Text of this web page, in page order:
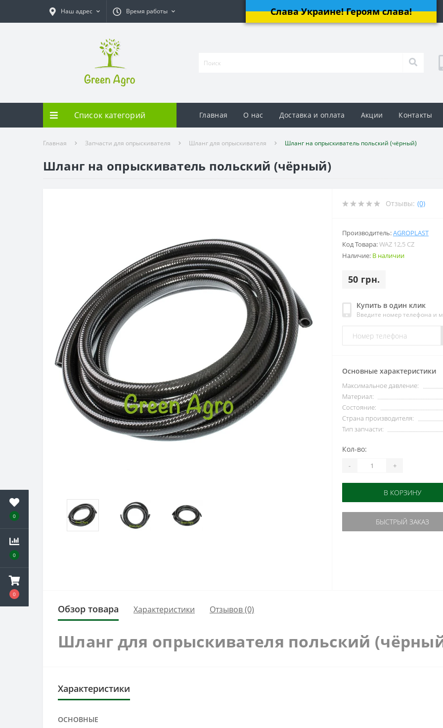
0
0
0
Наш адрес Время работы Слава Украине! Героям слава!
Список категорий Главная О нас Доставка и оплата Акции Контакты
Главная Запчасти для опрыскивателя Шланг для опрыскивателя Шланг на опрыскиватель польский (чёрный)
Шланг на опрыскиватель польский (чёрный)
Отзывы: (0)
Производитель:AGROPLAST
Код Товара:WAZ 12,5 CZ
Наличие: В наличии
50 грн.
Купить в один клик
Введите номер телефона и
Основные характеристики
Максимальное давление:
Материал:
Состояние:
Страна производителя:
Тип запчасти:
Кол-во:
- +
В КОРЗИНУ
БЫСТРЫЙ ЗАКАЗ
Обзор товара Характеристики Отзывов (0)
Шланг для опрыскивателя польский
Характеристики
ОСНОВНЫЕ